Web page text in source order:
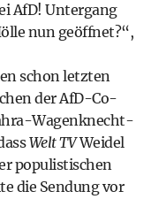
AfD! Untergang
nun geöffnet?“,
schon letzten
der AfD-Co-
Wagenknecht-
Welt TVWeidel
populistischen
die Sendung vor